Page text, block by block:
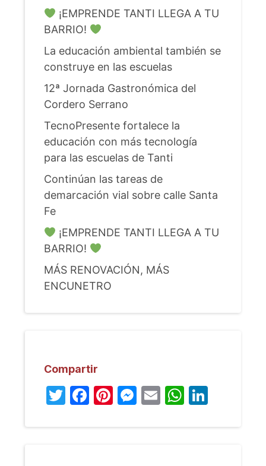
¡EMPRENDE TANTI LLEGA A TU
BARRIO!
La educación ambiental también se
construye en las escuelas
12ª Jornada Gastronómica del
Cordero Serrano
TecnoPresente fortalece la
educación con más tecnología
para las escuelas de Tanti
Continúan las tareas de
demarcación vial sobre calle Santa
Fe
¡EMPRENDE TANTI LLEGA A TU
BARRIO!
MÁS RENOVACIÓN, MÁS
ENCUNETRO
Compartir
Twitter
Facebook
Pinterest
Messenger
Email